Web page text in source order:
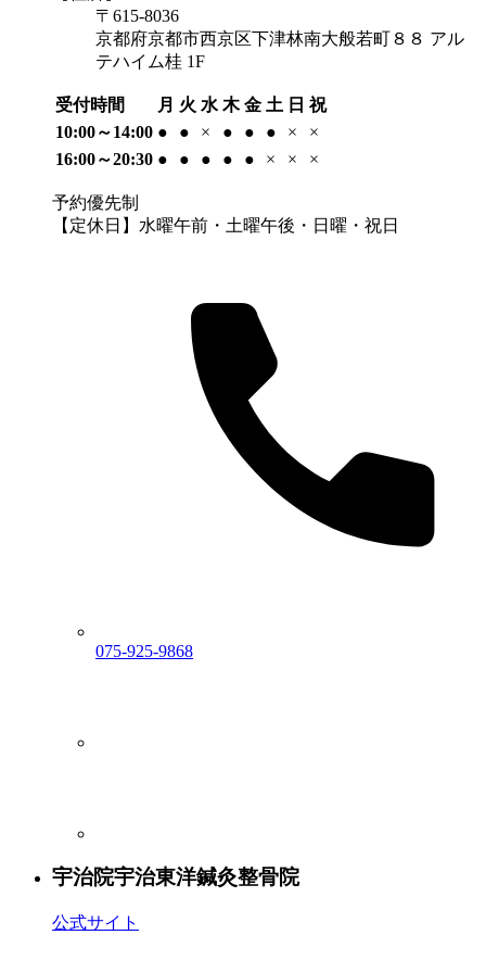
〒615-8036
京都府京都市西京区下津林南大般若町８８ アル
テハイム桂 1F
受付時間 月 火 水 木 金 土 日 祝
10:00～14:00 ● ● × ● ● ● ×
×
16:00～20:30 ● ● ● ● ● × × ×
予約優先制
【定休日】水曜午前・土曜午後・日曜・祝日
075-925-9868
宇治院宇治東洋鍼灸整骨院
公式サイト